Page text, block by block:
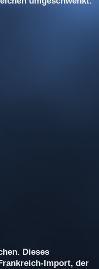
Dieses
Import, der